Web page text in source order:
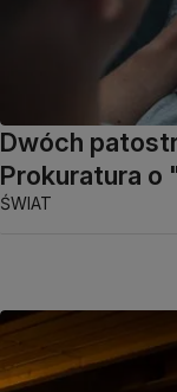
Dwóch
Prokuratura o
ŚWIAT